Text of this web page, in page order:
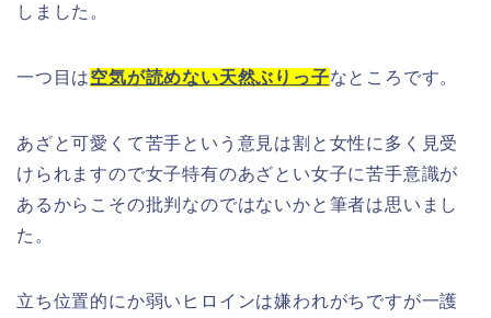
しました。
一つ目は空気が読めない天然ぶりっ子なところです。
あざと可愛くて苦手という意見は割と女性に多く見受
けられますので女子特有のあざとい女子に苦手意識が
あるからこその批判なのではないかと筆者は思いまし
た。
立ち位置的にか弱いヒロインは嫌われがちですが一護